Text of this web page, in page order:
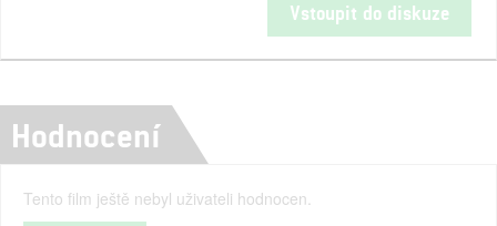
Vstoupit do diskuze
Hodnocení
Tento film ještě nebyl uživateli hodnocen.